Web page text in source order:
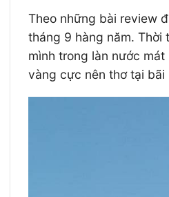
Theo những bài review
tháng 9 hàng năm. Thời
mình trong làn nước
vàng cực nên thơ tại bãi